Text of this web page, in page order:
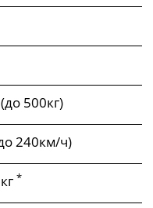
500кг)
240км/ч)
*